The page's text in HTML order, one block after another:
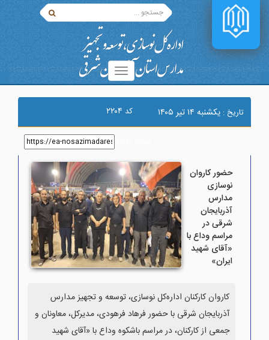
تاریخ : يکشنبه ۱۴ تير ۱۴۰۵ کد ۲۲۰۴
حضور کاروان
نوسازی
مدارس
آذربایجان
شرقی در
مراسم وداع با
«آقای شهید
ایران»
کاروان کارکنان اداره‌کل نوسازی، توسعه و تجهیز مدارس
آذربایجان شرقی با حضور فرهاد فرهودی، مدیرکل، معاونان و
جمعی از کارکنان، در مراسم باشکوه وداع با «آقای شهید